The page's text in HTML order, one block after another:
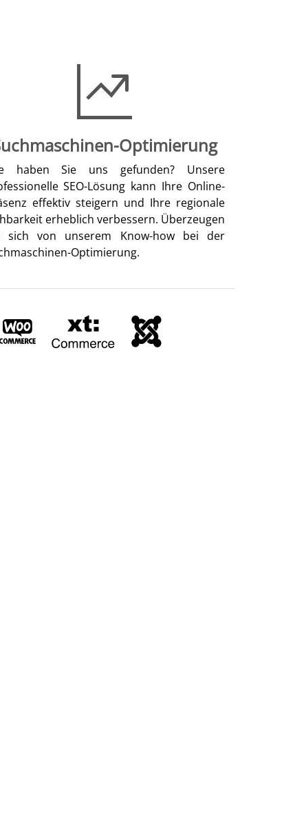
Optimierung
haben Sie uns gefunden? Unsere
SEO-Lösung kann Ihre Online-
effektiv steigern und Ihre regionale
erheblich verbessern. Überzeugen
sich von unserem Know-how bei der
Optimierung.